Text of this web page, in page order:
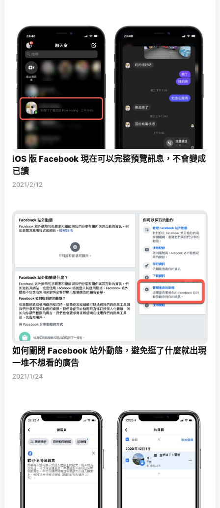
iOS 版 Facebook 現在可以完整預覽訊息，不會變成
已讀
2021/2/12
如何關閉 Facebook 站外動態，避免逛了什麼就出現
一堆不想看的廣告
2021/1/24